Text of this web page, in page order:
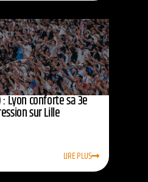
Lyon conforte sa 3e
sur Lille
LIRE PLUS